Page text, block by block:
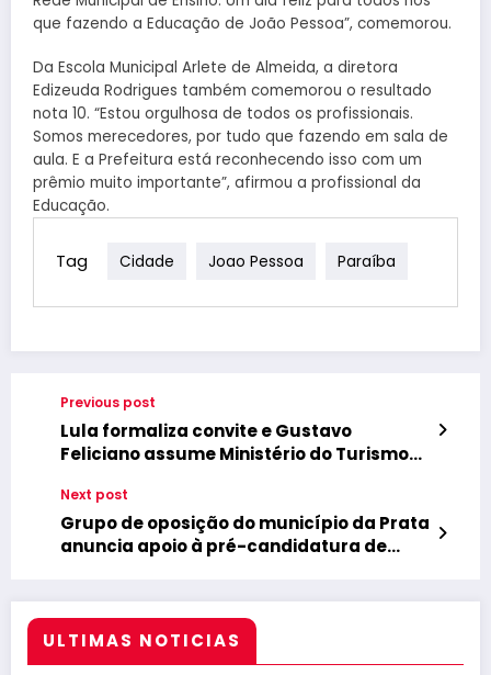
que fazendo a Educação de João Pessoa”, comemorou.
Da Escola Municipal Arlete de Almeida, a diretora
Edizeuda Rodrigues também comemorou o resultado
nota 10. “Estou orgulhosa de todos os profissionais.
Somos merecedores, por tudo que fazendo em sala de
aula. E a Prefeitura está reconhecendo isso com um
prêmio muito importante”, afirmou a profissional da
Educação.
Tag Cidade Joao Pessoa Paraíba
Previous post
Lula formaliza convite e Gustavo
Feliciano assume Ministério do Turismo
Next post
Grupo de oposição do município da Prata
anuncia apoio à pré-candidatura de
ULTIMAS NOTICIAS